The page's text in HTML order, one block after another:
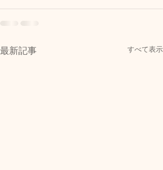
最新記事 すべて表示